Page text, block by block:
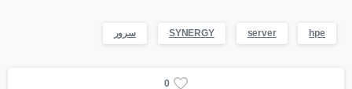
hpe
server
SYNERGY سرور
0